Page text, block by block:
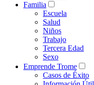
Familia
Escuela
Salud
Niños
Trabajo
Tercera Edad
Sexo
Emprende Trome
Casos de Éxito